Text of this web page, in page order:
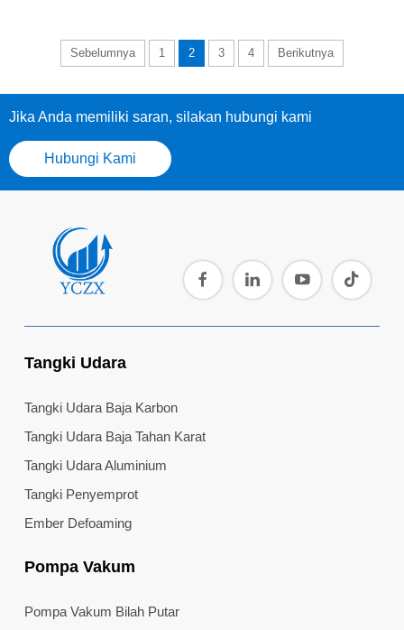
Sebelumnya 1 2 3 4 Berikutnya
Jika Anda memiliki saran, silakan hubungi kami
Hubungi Kami
Tangki Udara
Tangki Udara Baja Karbon
Tangki Udara Baja Tahan Karat
Tangki Udara Aluminium
Tangki Penyemprot
Ember Defoaming
Pompa Vakum
Pompa Vakum Bilah Putar